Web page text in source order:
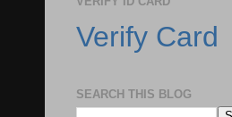
Verify Card
SEARCH THIS BLOG